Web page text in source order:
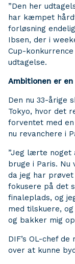
”Den her
har kæmpet
forløsning
Ibsen, der i
Cup-
udtagelse.
Ambitionen er
Den nu 33-årige
Tokyo, hvor det
forventet med
nu revanchere i
”Jeg lærte noget
bruge i Paris.
da jeg har
fokusere på det
finaleplads, og
med tilskuere,
og bakker mig
DIF’s OL-chef
over at kunne